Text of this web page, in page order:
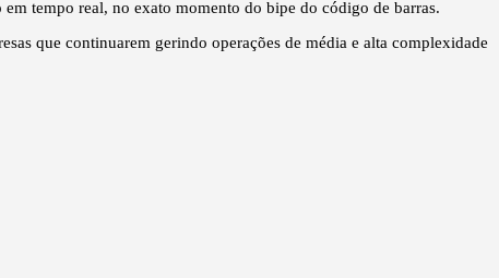
tempo real, no exato momento do bipe do código de barras.
que continuarem gerindo operações de média e alta complexidade